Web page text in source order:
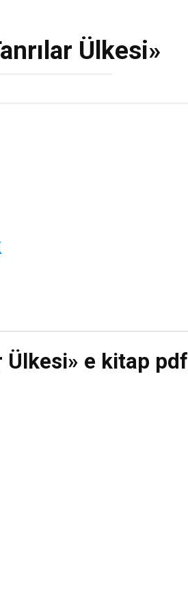
Ülkesi»
Ülkesi» e kitap pdf